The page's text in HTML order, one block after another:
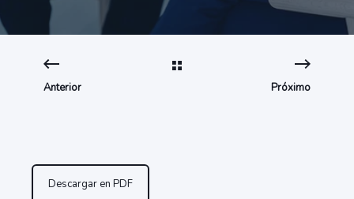
Anterior Próximo
Descargar en PDF